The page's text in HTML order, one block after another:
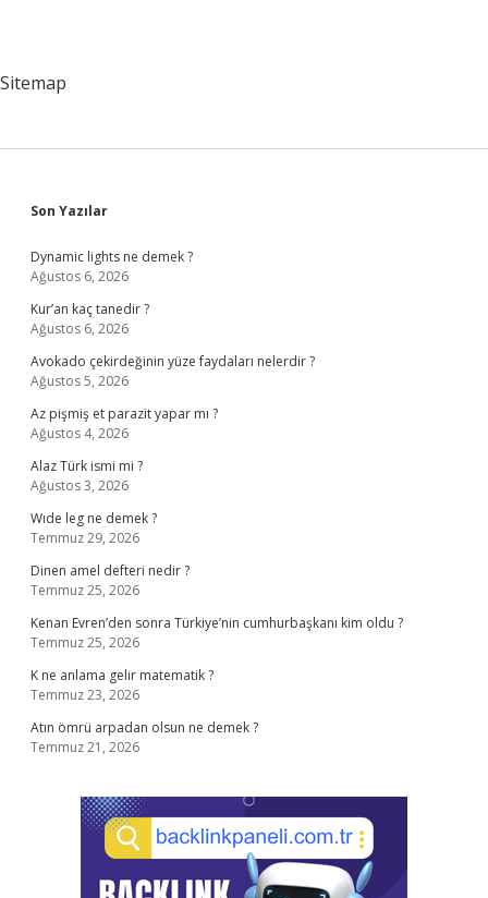
Sitemap
Sidebar
Son Yazılar
Dynamic lights ne demek ?
Ağustos 6, 2026
Kur’an kaç tanedir ?
Ağustos 6, 2026
Avokado çekirdeğinin yüze faydaları nelerdir ?
Ağustos 5, 2026
Az pişmiş et parazit yapar mı ?
Ağustos 4, 2026
Alaz Türk ismi mi ?
Ağustos 3, 2026
Wıde leg ne demek ?
Temmuz 29, 2026
Dinen amel defteri nedir ?
Temmuz 25, 2026
Kenan Evren’den sonra Türkiye’nin cumhurbaşkanı kim oldu ?
Temmuz 25, 2026
K ne anlama gelir matematik ?
Temmuz 23, 2026
Atın ömrü arpadan olsun ne demek ?
Temmuz 21, 2026